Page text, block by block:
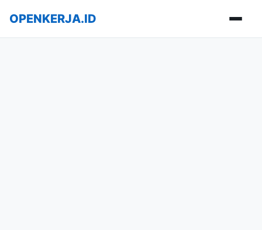
OPENKERJA.ID